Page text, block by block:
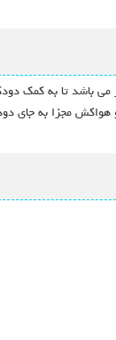
می باشد تا به کمک
و هواکش مجزا به جای